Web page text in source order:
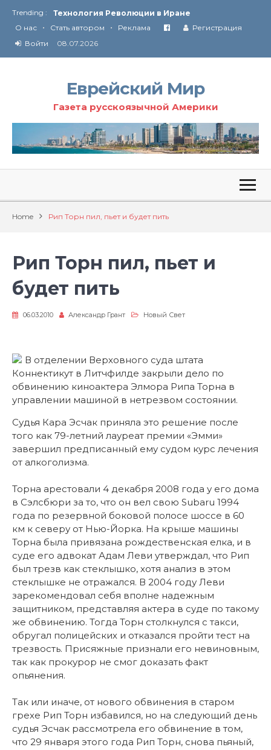
Trending :
Технология Революции в Иране
От Ирана до Ливана и Газы
О нас • Стать автором • Реклама
Регистрация
Войти
08.07.2026
Еврейский Мир
Газета русскоязычной Америки
Home Рип Торн пил, пьет и будет пить
Рип Торн пил, пьет и
будет пить
06.03.2010 Александр Грант Новый Свет
В отделении Верховного суда штата
Коннектикут в Литчфилде закрыли дело по
обвинению киноактера Элмора Рипа Торна в
управлении машиной в нетрезвом состоянии.
Судья Кара Эсчак приняла это решение после
того как 79-летний лауреат премии «Эмми»
завершил предписанный ему судом курс лечения
от алкоголизма.
Торна арестовали 4 декабря 2008 года у его дома
в Сэлсбюри за то, что он вел свою Subaru 1994
года по резервной боковой полосе шоссе в 60
км к северу от Нью-Йорка. На крыше машины
Торна была привязана рождественская елка, и в
суде его адвокат Адам Леви утверждал, что Рип
был трезв как стеклышко, хотя анализ в этом
стеклышке не отражался. В 2004 году Леви
зарекомендовал себя вполне надежным
защитником, представляя актера в суде по такому
же обвинению. Тогда Торн столкнулся с такси,
обругал полицейских и отказался пройти тест на
трезвость. Присяжные признали его невиновным,
так как прокурор не смог доказать факт
опьянения.
Так или иначе, от нового обвинения в старом
грехе Рип Торн избавился, но на следующий день
судья Эсчак рассмотрела его обвинение в том,
что 29 января этого года Рип Торн, снова пьяный,